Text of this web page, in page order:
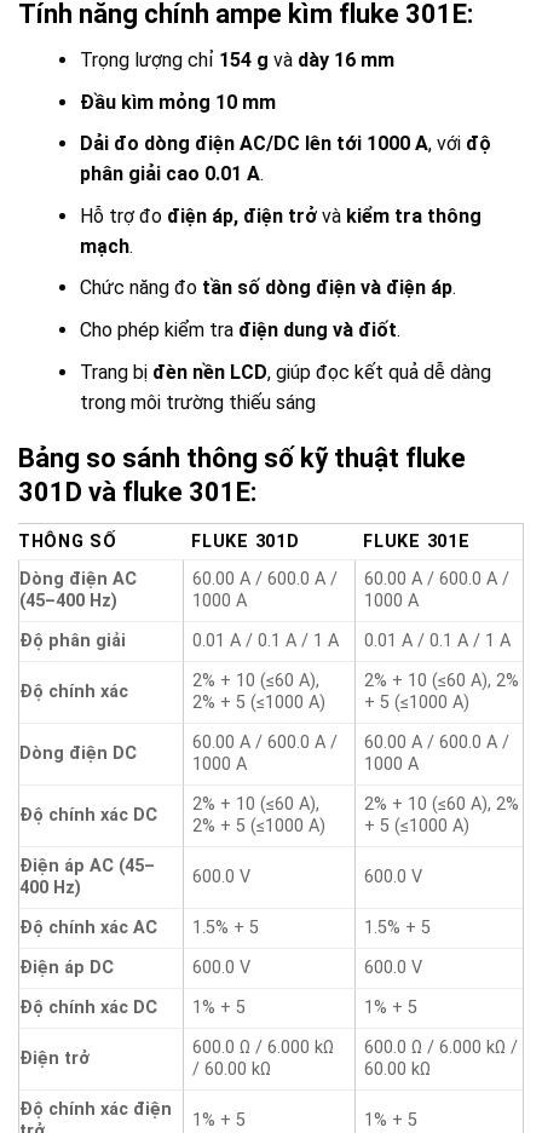
Tính năng chính ampe kìm fluke 301E:
Trọng lượng chỉ 154 g và dày 16 mm
Đầu kìm mỏng 10 mm
Dải đo dòng điện AC/DC lên tới 1000 A, với độ
phân giải cao 0.01 A.
Hỗ trợ đo điện áp, điện trởvà kiểm tra thông
mạch.
Chức năng đo tần số dòng điện và điện áp.
Cho phép kiểm tra điện dung và điốt.
Trang bị đèn nền LCD, giúp đọc kết quả dễ dàng
trong môi trường thiếu sáng
Bảng so sánh thông số kỹ thuật fluke
301D và fluke 301E:
THÔNG SỐ FLUKE 301D
FLUKE 301E
Dòng điện AC
(45–400 Hz)
60.00 A / 600.0 A /
1000 A
60.00 A / 600.0 A /
1000 A
Độ phân giải
0.01 A / 0.1 A / 1 A 0.01 A / 0.1 A / 1 A
Độ chính xác
2% + 10 (≤60 A),
2% + 5 (≤1000 A)
2% + 10 (≤60 A), 2%
+ 5 (≤1000 A)
Dòng điện DC
60.00 A / 600.0 A /
1000 A
60.00 A / 600.0 A /
1000 A
Độ chính xác DC
2% + 10 (≤60 A),
2% + 5 (≤1000 A)
2% + 10 (≤60 A), 2%
+ 5 (≤1000 A)
Điện áp AC (45–
400 Hz)
600.0 V 600.0 V
Độ chính xác AC 1.5% + 5
1.5% + 5
Điện áp DC
600.0 V
600.0 V
Độ chính xác DC
1% + 5 1% + 5
Điện trở
600.0 Ω / 6.000 kΩ
/ 60.00 kΩ
600.0 Ω / 6.000 kΩ /
60.00 kΩ
Độ chính xác điện
1% + 5 1% + 5